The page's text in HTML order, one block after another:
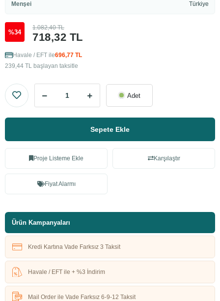
Menşei Türkiye
%34 718,32 TL
1.082,40 TL
Havale / EFT ile696,77 TL
239,44 TL başlayan taksitle
Adet
Sepete Ekle
Proje Listeme Ekle Karşılaştır
Fiyat Alarmı
Ürün Kampanyaları
Kredi Kartına Vade Farksız 3 Taksit
Havale / EFT ile + %3 İndirim
Mail Order ile Vade Farksız 6-9-12 Taksit